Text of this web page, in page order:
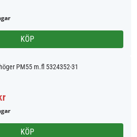
KÖP
PM55 m.fl 5324352-31
KÖP